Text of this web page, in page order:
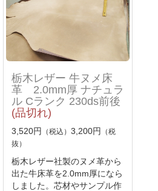
栃木レザー 牛ヌメ床
革 2.0mm厚 ナチュラ
ル Cランク 230ds前後
(品切れ)
3,520円 （税込） 3,200円
（税
抜）
栃木レザー社製のヌメ革から
出た牛床革を2.0mm厚になら
しました。芯材やサンプル作